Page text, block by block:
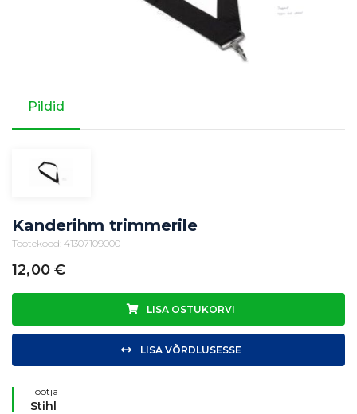
Pildid
Kanderihm trimmerile
Tootekood: 41307109000
12,00 €
LISA OSTUKORVI
LISA VÕRDLUSESSE
Tootja
Stihl